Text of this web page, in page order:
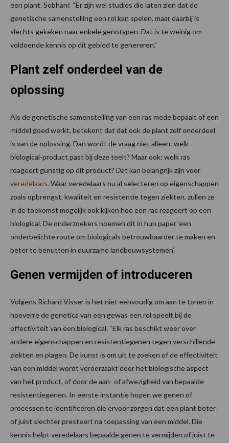
een plant. Sobhani: “Er zijn wel studies die laten zien dat de
genetische samenstelling een rol kan spelen, maar daarbij is
slechts gekeken naar enkele genotypen. Dat is te weinig om
voldoende kennis op dit gebied te genereren.”
Plant zelf onderdeel van de
oplossing
Als de genetische samenstelling van een ras mede bepaalt of een
middel goed werkt, betekent dat dat ook de plant zelf onderdeel
is van de oplossing. Dan wordt de vraag niet alleen: welk
biological-product past bij deze teelt? Maar ook: welk ras
reageert gunstig op dit product? Dat kan belangrijk zijn voor
veredelaars. Waar veredelaars nu al selecteren op eigenschappen
zoals opbrengst, kwaliteit en resistentie tegen ziekten, zullen ze
in de toekomst mogelijk ook kijken hoe een ras reageert op een
biological. De onderzoekers noemen dit in hun paper ‘een
onderbelichte route om biologicals betrouwbaarder te maken en
beter te benutten in duurzame landbouwsystemen’.
Genen vermijden of introduceren
Volgens Richard Visser is het niet eenvoudig om aan te tonen in
hoeverre de genetica van een gewas een rol speelt bij de
effectiviteit van een biological. “Elk ras beschikt weer over
andere eigenschappen en resistentiegenen tegen verschillende
ziekten en plagen. De kunst is om uit te zoeken of de effectiviteit
van een middel wordt veroorzaakt door het biologische aspect
van het product, of door de aan- of afwezigheid van bepaalde
resistentiegenen. In eerste instantie hopen we genen of
processen te identificeren die ervoor zorgen dat een plant beter
of juist slechter presteert na toepassing van een middel. Die
kennis helpt veredelaars bepaalde genen te vermijden of juist te